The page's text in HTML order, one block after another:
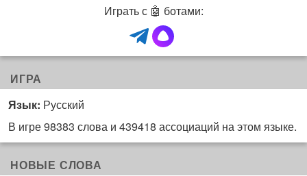
Играть с 🤖 ботами:
ИГРА
Язык: Русский
В игре 98383 слова и 439418 ассоциаций на этом языке.
НОВЫЕ СЛОВА